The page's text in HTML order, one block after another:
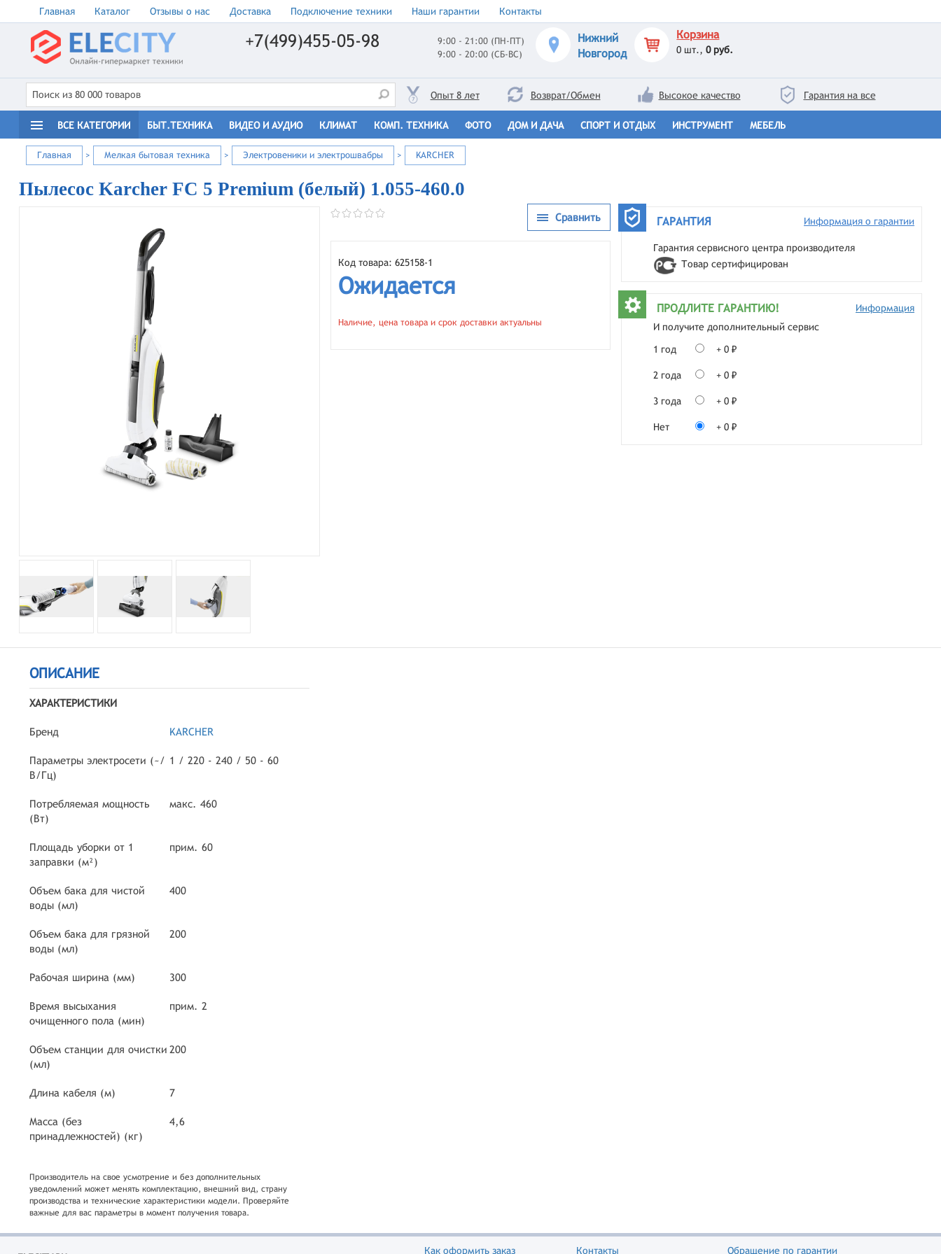
Главная Каталог Отзывы о нас Доставка Подключение техники Наши гарантии Контакты
+7(499)455-05-98
9:00 - 21:00 (ПН-ПТ)
9:00 - 20:00 (СБ-ВС)
Нижний
Новгород
Корзина
0 шт.,0 руб.
Опыт 8 лет Возврат/Обмен Высокое качество Гарантия на все
ВСЕ КАТЕГОРИИ БЫТ.ТЕХНИКА ВИДЕО И АУДИО КЛИМАТ КОМП. ТЕХНИКА ФОТО ДОМ И ДАЧА СПОРТ И ОТДЫХ ИНСТРУМЕНТ МЕБЕЛЬ
Главная > Мелкая бытовая техника > Электровеники и электрошвабры > KARCHER
Пылесос Karcher FC 5 Premium (белый) 1.055-460.0
Сравнить
Код товара: 625158-1
Ожидается
Наличие, цена товара и срок доставки актуальны
ГАРАНТИЯ Информация о гарантии
Гарантия сервисного центра производителя
Товар сертифицирован
ПРОДЛИТЕ ГАРАНТИЮ!
И получите дополнительный сервис
Информация
1 год + 0 ₽
2 года + 0 ₽
3 года + 0 ₽
Нет + 0 ₽
ОПИСАНИЕ
ХАРАКТЕРИСТИКИ
Бренд KARCHER
Параметры электросети (~/
В/Гц)
1 / 220 - 240 / 50 - 60
Потребляемая мощность
(Вт)
макс. 460
Площадь уборки от 1
заправки (м²)
прим. 60
Объем бака для чистой
воды (мл)
400
Объем бака для грязной
воды (мл)
200
Рабочая ширина (мм) 300
Время высыхания
очищенного пола (мин)
прим. 2
Объем станции для очистки
(мл)
200
Длина кабеля (м) 7
Масса (без
принадлежностей) (кг)
4,6
Производитель на свое усмотрение и без дополнительных
уведомлений может менять комплектацию, внешний вид, страну
производства и технические характеристики модели. Проверяйте
важные для вас параметры в момент получения товара.
Как оформить заказ Контакты Обращение по гарантии